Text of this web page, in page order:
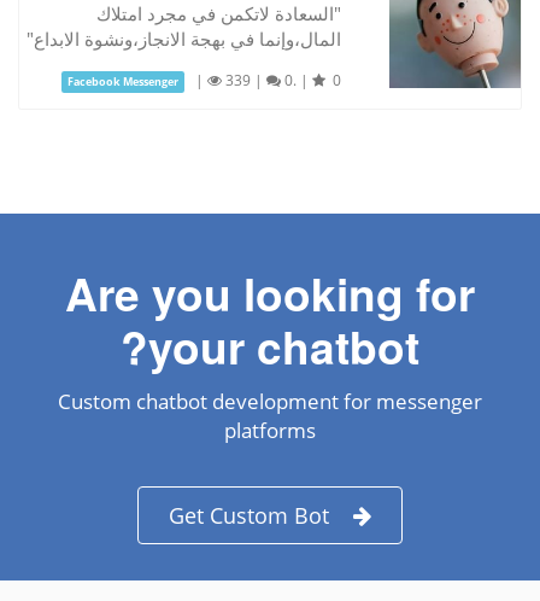
"السعادة لاتكمن في مجرد امتلاك
المال،وإنما في بهجة الانجاز،ونشوة الابداع"
Facebook Messenger | 339 | 0. | 0
Are you looking for
your chatbot?
Custom chatbot development for messenger
platforms
Get Custom Bot